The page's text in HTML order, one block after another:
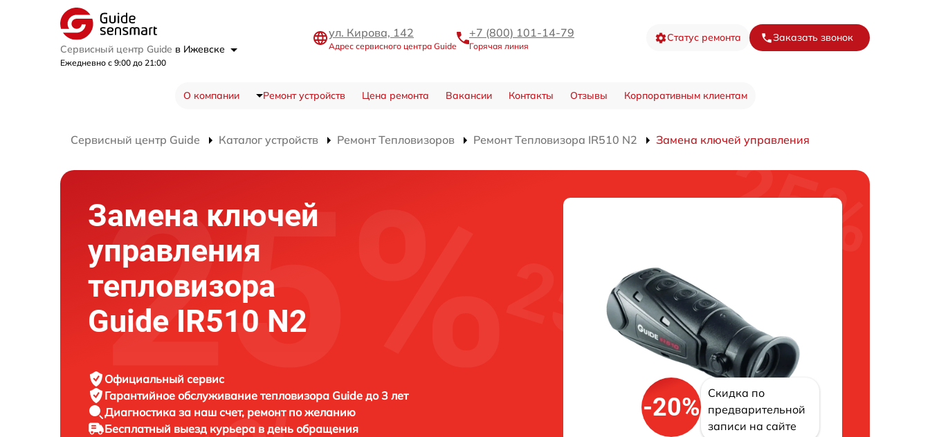
Сервисный центр Guide в Ижевске
Ежедневно с 9:00 до 21:00
ул. Кирова, 142
Адрес сервисного центра Guide
+7 (800) 101-14-79
Горячая линия
Статус ремонта Заказать звонок
О компании Ремонт устройств Цена ремонта Вакансии Контакты Отзывы Корпоративным клиентам
Сервисный центр Guide Каталог устройств Ремонт Тепловизоров Ремонт Тепловизора IR510 N2 Замена ключей управления
Замена ключей
управления
тепловизора
Guide IR510 N2
Официальный сервис
Гарантийное обслуживание тепловизора Guide до 3 лет
Диагностика за наш счет, ремонт по желанию
Бесплатный выезд курьера в день обращения
-20%
Скидка по
предварительной
записи на сайте